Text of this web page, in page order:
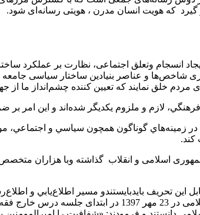
که هویت انسان مدرن ، هویتی رسانه‌ای شود.
انسجام وتعلق اجتماعی، نظارت بر عملکرد
شاخص‌ها و عناصر بنیادین ساختار سیاسی جامعه
خلق نمایند که تعیین کننده چشم‌انداز ما از
لازم و ملزوم يكديگر شده‌اند و اين امر
زمينه‌هاي گوناگون همچون سياسي و
اسلامی و انقلاب گذاشته وبا هزاران
تحریف بایدبایستندو مسیر اطلاع‌يابي و
تشخیص داده و نقشه شوم دشمنان را خنثی نمایند. همانگونه